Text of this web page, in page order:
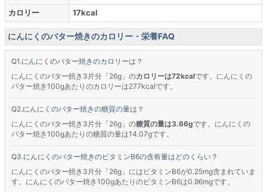
カロリー
17kcal
にんにくのバター焼きのカロリー・栄養FAQ
にんにくのバター焼きのカロリーは？
にんにくのバター焼き3片分「26g」のカロリーは72kcalです。にんにくの
バター焼き100gあたりのカロリーは277kcalです。
にんにくのバター焼きの糖質の量は？
にんにくのバター焼き3片分「26g」の糖質の量は3.66gです。にんにくの
バター焼き100gあたりの糖質の量は14.07gです。
にんにくのバター焼きのビタミンB6の含有量はどのくらい？
にんにくのバター焼き3片分「26g」にはビタミンB6が0.25mg含まれていま
す。にんにくのバター焼き100gあたりのビタミンB6は0.96mgです。